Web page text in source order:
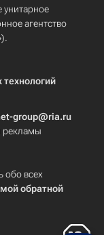
унитарное
агентство
group@ria.ru
рекламы
обо всех
обратной